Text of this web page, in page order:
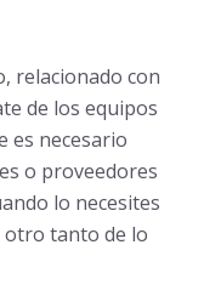
relacionado con
de los equipos
es necesario
o proveedores
lo necesites
otro tanto de lo